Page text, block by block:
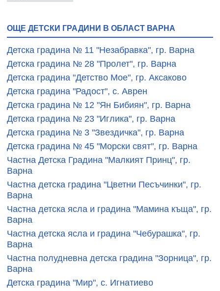
ОЩЕ ДЕТСКИ ГРАДИНИ В ОБЛАСТ ВАРНА
Детска градина № 11 "Незабравка", гр. Варна
Детска градина № 28 "Пролет", гр. Варна
Детска градина "Детство Мое", гр. Аксаково
Детска градина "Радост", с. Аврен
Детска градина № 12 "Ян Бибиян", гр. Варна
Детска градина № 23 "Иглика", гр. Варна
Детска градина № 3 "Звездичка", гр. Варна
Детска градина № 45 "Морски свят", гр. Варна
Частна Детска Градина "Малкият Принц", гр.
Варна
Частна детска градина "Цветни Песъчинки", гр.
Варна
Частна детска ясла и градина "Мамина къща", гр.
Варна
Частна детска ясла и градина "Чебурашка", гр.
Варна
Частна полудневна детска градина "Зорница", гр.
Варна
Детска градина "Мир", с. Игнатиево